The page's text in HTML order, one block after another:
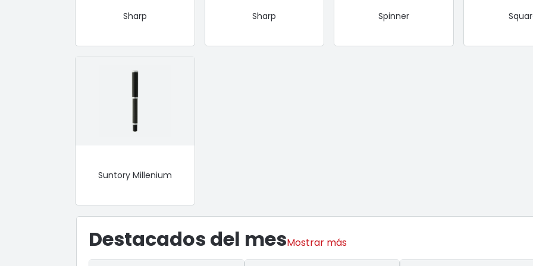
Sharp Sharp Spinner
Suntory Millenium
Destacados del mesMostrar más